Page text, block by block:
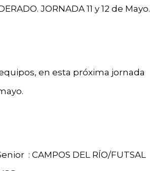
JORNADA 11 y 12 de Mayo.
en esta próxima jornada
: CAMPOS DEL RÍO/FUTSAL